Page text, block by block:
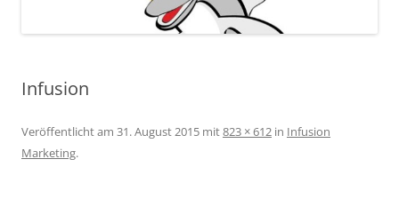
Infusion
Veröffentlicht am 31. August 2015 mit823 × 612 in Infusion
Marketing.